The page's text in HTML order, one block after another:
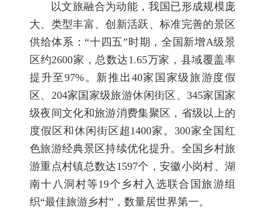
以文旅融合为动能，我国已形成规模庞
大、类型丰富、创新活跃、标准完善的景区
供给体系：“十四五”时期，全国新增A级景
区约2600家，总数达1.65万家，县域覆盖率
提升至97%。新推出40家国家级旅游度假
区、204家国家级旅游休闲街区、345家国家
级夜间文化和旅游消费集聚区，省级以上的
度假区和休闲街区超1400家。300家全国红
色旅游经典景区持续优化提升。全国乡村旅
游重点村镇总数达1597个，安徽小岗村、湖
南十八洞村等19个乡村入选联合国旅游组
织“最佳旅游乡村”，数量居世界第一。